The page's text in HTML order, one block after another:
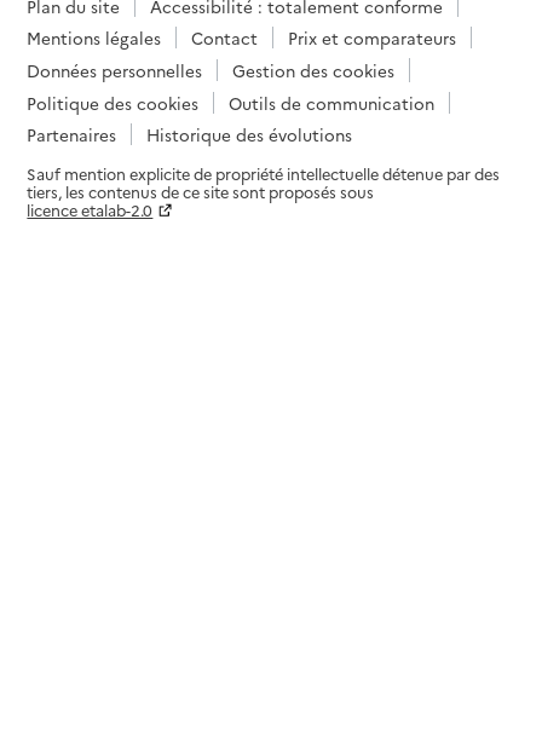
Plan du site
Accessibilité : totalement conforme
Mentions légales
Contact
Prix et comparateurs
Données personnelles
Gestion des cookies
Politique des cookies
Outils de communication
Partenaires
Historique des évolutions
Sauf mention explicite de propriété intellectuelle détenue par des
tiers, les contenus de ce site sont proposés sous
licence etalab-2.0